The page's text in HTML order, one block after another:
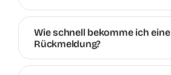
Wie schnell bekomme ich eine
Rückmeldung?